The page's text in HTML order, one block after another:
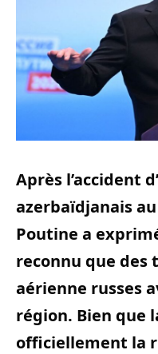
Après l’accident
azerbaïdjanais
Poutine a
reconnu que des
aérienne russes
région. Bien que
officiellement la